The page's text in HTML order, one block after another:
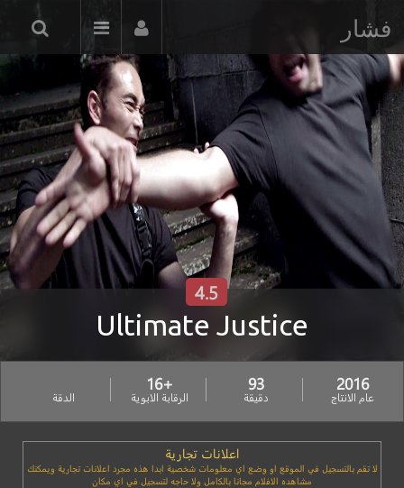
فشار
Ultimate Justice
4.5
2016
عام الانتاج
93
دقيقة
+16
الرقابة الابوية الدقة
اعلانات تجارية
لا تقم بالتسجيل في الموقع او وضع اي معلومات شخصية ابدا هذه مجرد اعلانات تجارية ويمكنك
مشاهده الافلام مجانا بالكامل ولا حاجه لتسجيل في اي مكان